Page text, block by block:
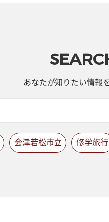
あなたが知りたい情報
会津若松市立 修学旅行